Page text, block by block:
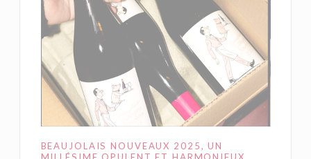
BEAUJOLAIS NOUVEAUX 2025, UN